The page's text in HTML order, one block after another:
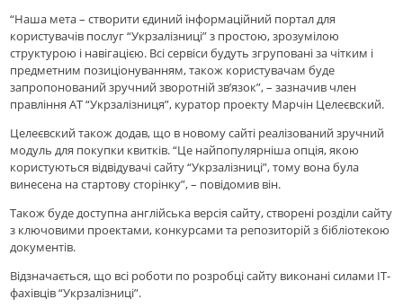
“Наша мета – створити єдиний інформаційний портал для
користувачів послуг “Укрзалізниці” з простою, зрозумілою
структурою і навігацією. Всі сервіси будуть згруповані за чітким і
предметним позиціонуванням, також користувачам буде
запропонований зручний зворотній зв’язок”, – зазначив член
правління АТ “Укрзалізниця”, куратор проекту Марчін Целеєвский.
Целеєвский також додав, що в новому сайті реалізований зручний
модуль для покупки квитків. “Це найпопулярніша опція, якою
користуються відвідувачі сайту “Укрзалізниці”, тому вона була
винесена на стартову сторінку”, – повідомив він.
Також буде доступна англійська версія сайту, створені розділи сайту
з ключовими проектами, конкурсами та репозиторій з бібліотекою
документів.
Відзначається, що всі роботи по розробці сайту виконані силами IT-
фахівців “Укрзалізниці”.